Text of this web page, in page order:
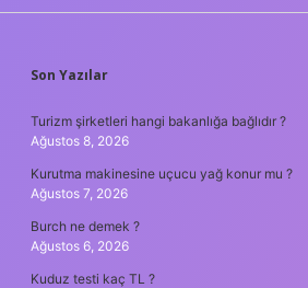
SIDEBAR
Son Yazılar
Turizm şirketleri hangi bakanlığa bağlıdır ?
Ağustos 8, 2026
Kurutma makinesine uçucu yağ konur mu ?
Ağustos 7, 2026
Burch ne demek ?
Ağustos 6, 2026
Kuduz testi kaç TL ?